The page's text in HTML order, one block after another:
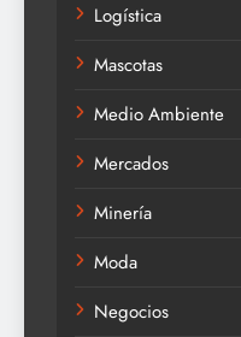
Logística
Mascotas
Medio Ambiente
Mercados
Minería
Moda
Negocios